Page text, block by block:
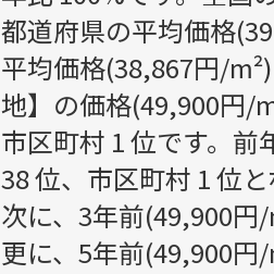
都道府県の平均価格
平均価格(38,867円/
地】の価格(49,900円/
市区町村 1 位です。
38 位、市区町村 1 位
次に、3年前(49,900円
更に、5年前(49,900円